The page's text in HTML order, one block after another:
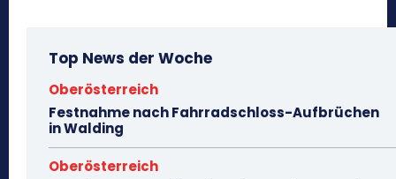
Top News der Woche
Oberösterreich
Festnahme nach Fahrradschloss-Aufbrüchen
in Walding
Oberösterreich